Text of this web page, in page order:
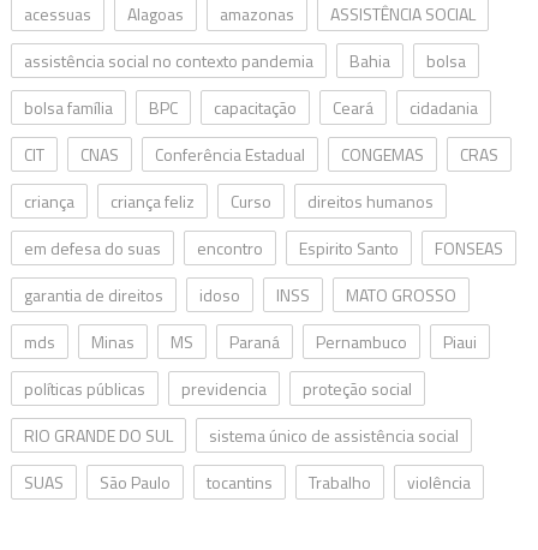
acessuas Alagoas amazonas
ASSISTÊNCIA SOCIAL
assistência social no contexto pandemia
Bahia
bolsa
bolsa família
BPC capacitação Ceará
cidadania
CIT
CNAS Conferência Estadual CONGEMAS
CRAS
criança
criança feliz Curso
direitos humanos
em defesa do suas
encontro Espirito Santo
FONSEAS
garantia de direitos
idoso INSS
MATO GROSSO
mds
Minas MS Paraná Pernambuco
Piaui
políticas públicas
previdencia
proteção social
RIO GRANDE DO SUL
sistema único de assistência social
SUAS
São Paulo tocantins Trabalho violência